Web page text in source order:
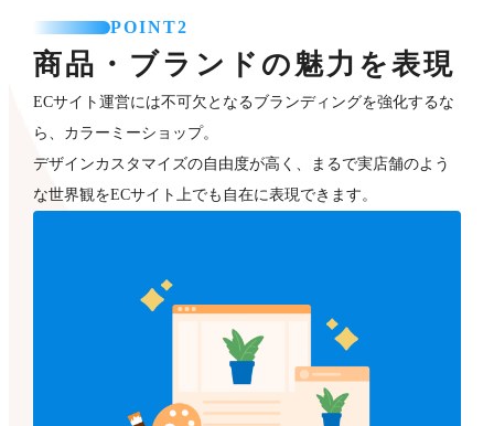
POINT2
商品・ブランドの魅力を表現
ECサイト運営には不可欠となるブランディングを強化するな
ら、カラーミーショップ。
デザインカスタマイズの自由度が高く、まるで実店舗のよう
な世界観をECサイト上でも自在に表現できます。